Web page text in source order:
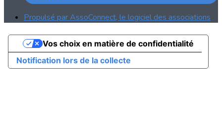
Propulsé par AssoConnect, le logiciel des associations
Notification lors de la collecte
Vos choix en matière de confidentialité